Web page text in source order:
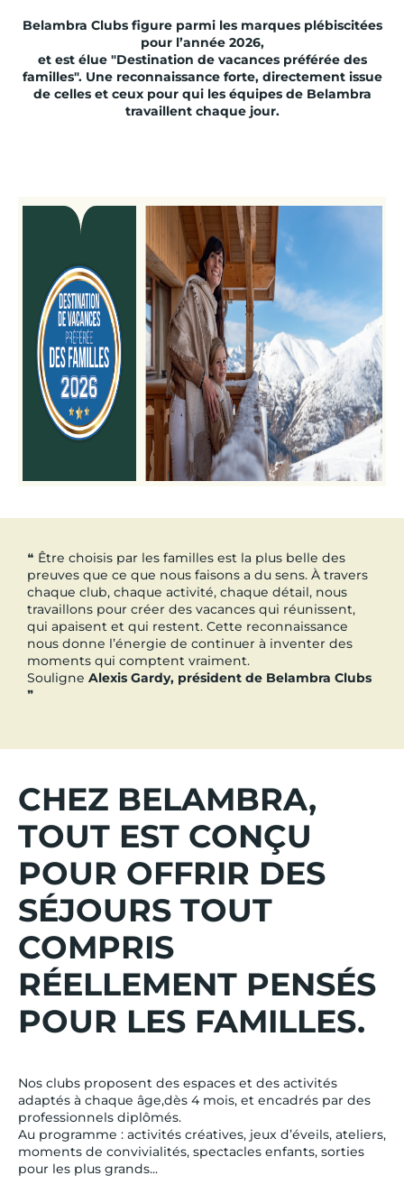
Belambra Clubs figure parmi les marques plébiscitées
pour l’année 2026,
et est élue "Destination de vacances préférée des
familles". Une reconnaissance forte, directement issue
de celles et ceux pour qui les équipes de Belambra
travaillent chaque jour.
❝ Être choisis par les familles est la plus belle des
preuves que ce que nous faisons a du sens. À travers
chaque club, chaque activité, chaque détail, nous
travaillons pour créer des vacances qui réunissent,
qui apaisent et qui restent. Cette reconnaissance
nous donne l’énergie de continuer à inventer des
moments qui comptent vraiment.
Souligne Alexis Gardy, président de Belambra Clubs
❞
CHEZ BELAMBRA,
TOUT EST CONÇU
POUR OFFRIR DES
SÉJOURS TOUT
COMPRIS
RÉELLEMENT PENSÉS
POUR LES FAMILLES.
Nos clubs proposent des espaces et des activités
adaptés à chaque âge,dès 4 mois, et encadrés par des
professionnels diplômés.
Au programme : activités créatives, jeux d’éveils, ateliers,
moments de convivialités, spectacles enfants, sorties
pour les plus grands...